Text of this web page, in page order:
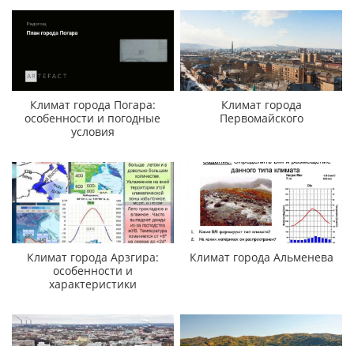
Климат города Погара:
особенности и погодные
условия
Климат города
Первомайского
Климат города Арзгира:
особенности и
характеристики
Климат города Альменева